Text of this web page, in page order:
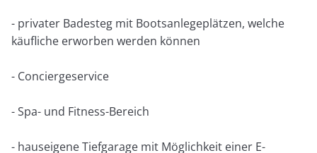
- privater Badesteg mit Bootsanlegeplätzen, welche
käufliche erworben werden können
- Conciergeservice
- Spa- und Fitness-Bereich
- hauseigene Tiefgarage mit Möglichkeit einer E-